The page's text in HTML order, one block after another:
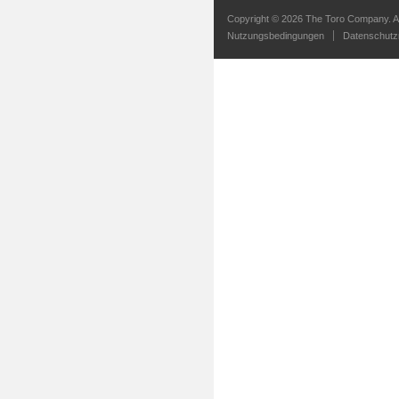
Copyright © 2026 The Toro Company.
Nutzungsbedingungen